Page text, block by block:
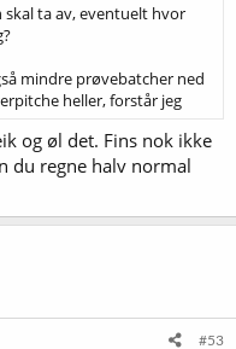
ta av, eventuelt hvor
mindre prøvebatcher ned
heller, forstår jeg
og øl det. Fins nok ikke
du regne halv normal
#53